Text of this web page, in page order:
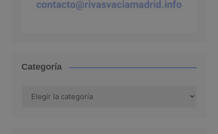
Categoría